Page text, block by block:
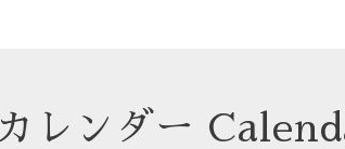
カレンダー